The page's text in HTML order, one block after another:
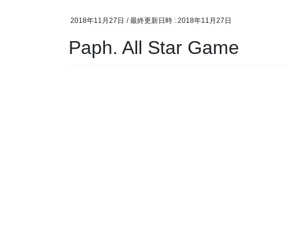
2018年11月27日 / 最終更新日時 : 2018年11月27日
Paph. All Star Game